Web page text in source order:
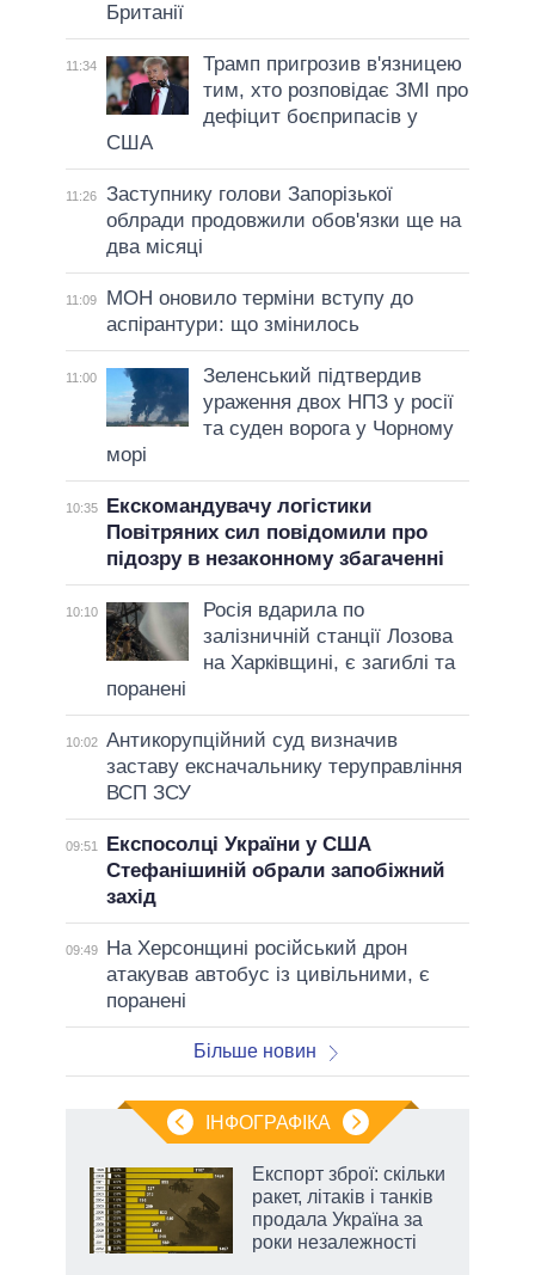
Британії
11:34
Трамп пригрозив в'язницею
тим, хто розповідає ЗМІ про
дефіцит боєприпасів у
США
11:26
Заступнику голови Запорізької
облради продовжили обов'язки ще на
два місяці
11:09
МОН оновило терміни вступу до
аспірантури: що змінилось
11:00
Зеленський підтвердив
ураження двох НПЗ у росії
та суден ворога у Чорному
морі
10:35
Екскомандувачу логістики
Повітряних сил повідомили про
підозру в незаконному збагаченні
10:10
Росія вдарила по
залізничній станції Лозова
на Харківщині, є загиблі та
поранені
10:02 Антикорупційний суд визначив
заставу ексначальнику теруправління
ВСП ЗСУ
09:51
Експосолці України у США
Стефанішиній обрали запобіжний
захід
09:49
На Херсонщині російський дрон
атакував автобус із цивільними, є
поранені
Більше новин
ІНФОГРАФІКА
Експорт зброї: скільки
ракет, літаків і танків
продала Україна за
роки незалежності